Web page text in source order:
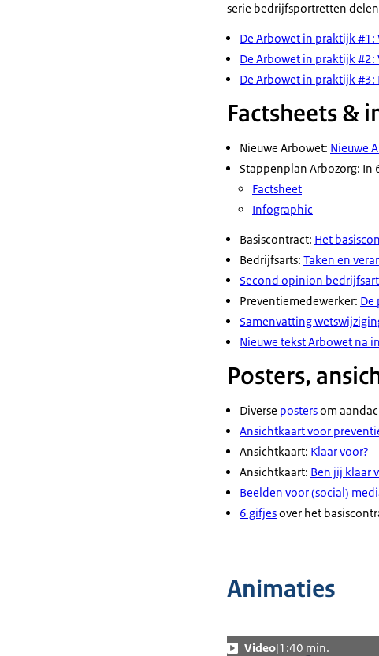
serie bedrijfsportretten
De Arbowet in praktijk #1:
De Arbowet in praktijk
De Arbowet in praktijk #3:
Factsheets &
Nieuwe Arbowet: Nieuwe
Stappenplan Arbozorg: In
Factsheet
Infographic
Basiscontract: Het
Bedrijfsarts: Taken en
Second opinion
Preventiemedewerker: De
Samenvatting
Nieuwe tekst Arbowet na
Posters,
Diverse postersom
Ansichtkaart voor
Ansichtkaart: Klaar voor?
Ansichtkaart: Ben jij klaar
Beelden voor (social)
6 gifjesover het
Animaties
Video 1:40 min.